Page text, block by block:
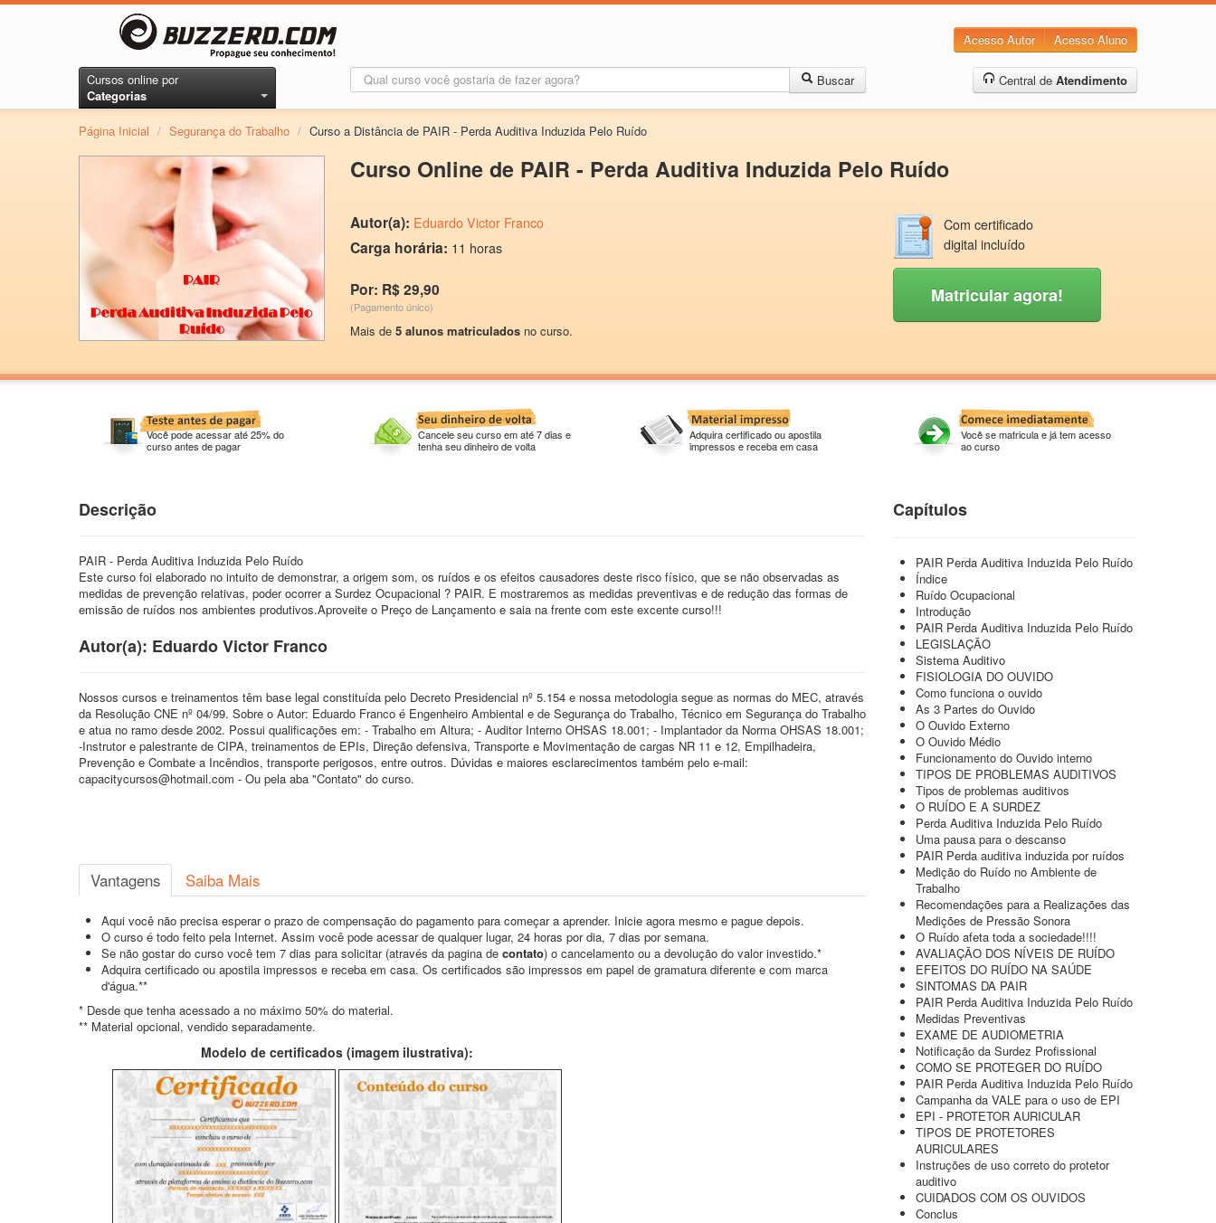
Acesso Autor Acesso Aluno
Cursos online por
Categorias
Buscar Central de Atendimento
Página Inicial / Segurança do Trabalho / Curso a Distância de PAIR - Perda Auditiva Induzida Pelo Ruído
Curso Online de PAIR - Perda Auditiva Induzida Pelo Ruído
Autor(a): Eduardo Victor Franco
Carga horária: 11 horas
Por: R$ 29,90
(Pagamento único)
Mais de 5 alunos matriculados no curso.
Com certificado
digital incluído
Matricular agora!
Você pode acessar até 25% do
curso antes de pagar
Cancele seu curso em até 7 dias e
tenha seu dinheiro de volta
Adquira certificado ou apostila
impressos e receba em casa
Você se matricula e já tem acesso
ao curso
Descrição
PAIR - Perda Auditiva Induzida Pelo Ruído
Este curso foi elaborado no intuito de demonstrar, a origem som, os ruídos e os efeitos causadores deste risco físico, que se não observadas as
medidas de prevenção relativas, poder ocorrer a Surdez Ocupacional ? PAIR. E mostraremos as medidas preventivas e de redução das formas de
emissão de ruídos nos ambientes produtivos.Aproveite o Preço de Lançamento e saia na frente com este excente curso!!!
Autor(a): Eduardo Victor Franco
Nossos cursos e treinamentos têm base legal constituída pelo Decreto Presidencial nº 5.154 e nossa metodologia segue as normas do MEC, através
da Resolução CNE nº 04/99. Sobre o Autor: Eduardo Franco é Engenheiro Ambiental e de Segurança do Trabalho, Técnico em Segurança do Trabalho
e atua no ramo desde 2002. Possui qualificações em: - Trabalho em Altura; - Auditor Interno OHSAS 18.001; - Implantador da Norma OHSAS 18.001;
-Instrutor e palestrante de CIPA, treinamentos de EPIs, Direção defensiva, Transporte e Movimentação de cargas NR 11 e 12, Empilhadeira,
Prevenção e Combate a Incêndios, transporte perigosos, entre outros. Dúvidas e maiores esclarecimentos também pelo e-mail:
capacitycursos@hotmail.com - Ou pela aba "Contato" do curso.
Vantagens Saiba Mais
Aqui você não precisa esperar o prazo de compensação do pagamento para começar a aprender. Inicie agora mesmo e pague depois.
O curso é todo feito pela Internet. Assim você pode acessar de qualquer lugar, 24 horas por dia, 7 dias por semana.
Se não gostar do curso você tem 7 dias para solicitar (através da pagina de contato) o cancelamento ou a devolução do valor investido.*
Adquira certificado ou apostila impressos e receba em casa. Os certificados são impressos em papel de gramatura diferente e com marca
d'água.**
* Desde que tenha acessado a no máximo 50% do material.
** Material opcional, vendido separadamente.
Modelo de certificados (imagem ilustrativa):
Capítulos
PAIR Perda Auditiva Induzida Pelo Ruído
Índice
Ruído Ocupacional
Introdução
PAIR Perda Auditiva Induzida Pelo Ruído
LEGISLAÇÃO
Sistema Auditivo
FISIOLOGIA DO OUVIDO
Como funciona o ouvido
As 3 Partes do Ouvido
O Ouvido Externo
O Ouvido Médio
Funcionamento do Ouvido interno
TIPOS DE PROBLEMAS AUDITIVOS
Tipos de problemas auditivos
O RUÍDO E A SURDEZ
Perda Auditiva Induzida Pelo Ruído
Uma pausa para o descanso
PAIR Perda auditiva induzida por ruídos
Medição do Ruído no Ambiente de
Trabalho
Recomendações para a Realizações das
Medições de Pressão Sonora
O Ruído afeta toda a sociedade!!!!
AVALIAÇÃO DOS NÍVEIS DE RUÍDO
EFEITOS DO RUÍDO NA SAÚDE
SINTOMAS DA PAIR
PAIR Perda Auditiva Induzida Pelo Ruído
Medidas Preventivas
EXAME DE AUDIOMETRIA
Notificação da Surdez Profissional
COMO SE PROTEGER DO RUÍDO
PAIR Perda Auditiva Induzida Pelo Ruído
Campanha da VALE para o uso de EPI
EPI - PROTETOR AURICULAR
TIPOS DE PROTETORES
AURICULARES
Instruções de uso correto do protetor
auditivo
CUIDADOS COM OS OUVIDOS
Conclus